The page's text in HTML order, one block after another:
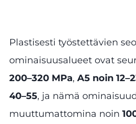
Plastisesti työstettävien
ominaisuusalueet ovat
200–320 MPa, A5 noin
40–55, ja nämä
muuttumattomina noin